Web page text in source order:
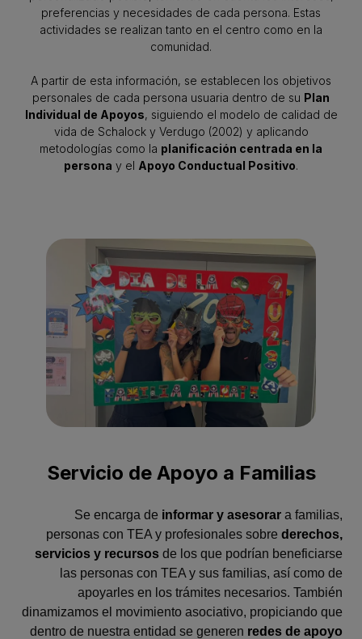
preferencias y necesidades de cada persona. Estas
actividades se realizan tanto en el centro como en la
comunidad.
A partir de esta información, se establecen los objetivos
personales de cada persona usuaria dentro de su Plan
Individual de Apoyos, siguiendo el modelo de calidad de
vida de Schalock y Verdugo (2002) y aplicando
metodologías como la planificación centrada en la
persona y el Apoyo Conductual Positivo.
Servicio de Apoyo a Familias
Se encarga de informar y asesorar a familias,
personas con TEA y profesionales sobre derechos,
servicios y recursos de los que podrían beneficiarse
las personas con TEA y sus familias, así como de
apoyarles en los trámites necesarios. También
dinamizamos el movimiento asociativo, propiciando que
dentro de nuestra entidad se generen redes de apoyo